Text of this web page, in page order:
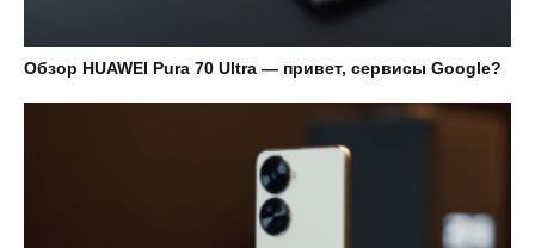
Обзор HUAWEI Pura 70 Ultra — привет, сервисы Google?